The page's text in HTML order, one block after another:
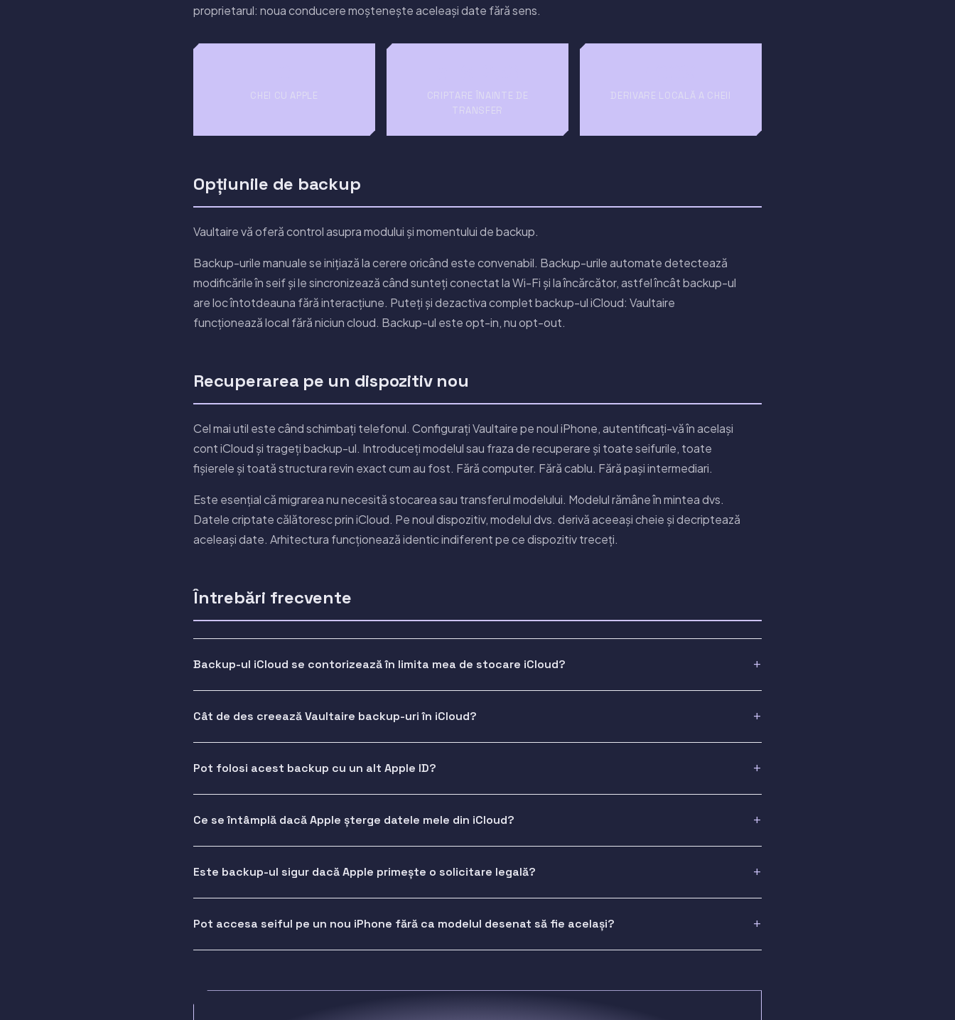
proprietarul: noua conducere moștenește aceleași date fără sens.
CHEI CU APPLE
CRIPTARE ÎNAINTE DE
TRANSFER
DERIVARE LOCALĂ A CHEII
Opțiunile de backup
Vaultaire vă oferă control asupra modului și momentului de backup.
Backup-urile manuale se inițiază la cerere oricând este convenabil. Backup-urile automate detectează
modificările în seif și le sincronizează când sunteți conectat la Wi-Fi și la încărcător, astfel încât backup-ul
are loc întotdeauna fără interacțiune. Puteți și dezactiva complet backup-ul iCloud: Vaultaire
funcționează local fără niciun cloud. Backup-ul este opt-in, nu opt-out.
Recuperarea pe un dispozitiv nou
Cel mai util este când schimbați telefonul. Configurați Vaultaire pe noul iPhone, autentificați-vă în același
cont iCloud și trageți backup-ul. Introduceți modelul sau fraza de recuperare și toate seifurile, toate
fișierele și toată structura revin exact cum au fost. Fără computer. Fără cablu. Fără pași intermediari.
Este esențial că migrarea nu necesită stocarea sau transferul modelului. Modelul rămâne în mintea dvs.
Datele criptate călătoresc prin iCloud. Pe noul dispozitiv, modelul dvs. derivă aceeași cheie și decriptează
aceleași date. Arhitectura funcționează identic indiferent pe ce dispozitiv treceți.
Întrebări frecvente
Backup-ul iCloud se contorizează în limita mea de stocare iCloud?
Cât de des creează Vaultaire backup-uri în iCloud?
Pot folosi acest backup cu un alt Apple ID?
Ce se întâmplă dacă Apple șterge datele mele din iCloud?
Este backup-ul sigur dacă Apple primește o solicitare legală?
Pot accesa seiful pe un nou iPhone fără ca modelul desenat să fie același?